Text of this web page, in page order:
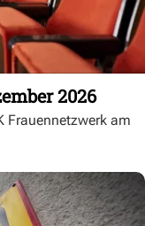
2026
Frauennetzwerk am